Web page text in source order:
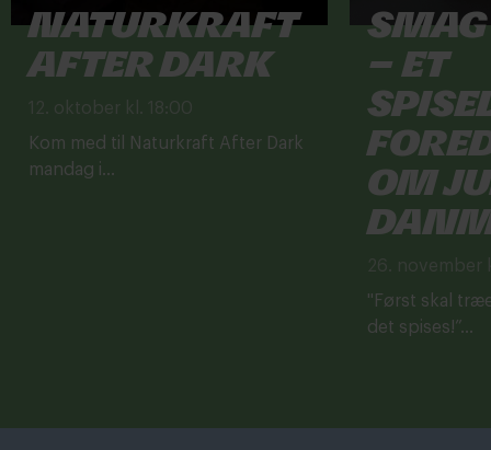
Naturkraft
After Dark
Kom med til Naturkraft After Dark
mandag i...
– et
om
"Først skal
det spises!”...